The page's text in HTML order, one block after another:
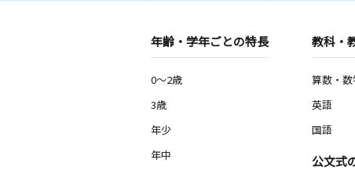
年齢・学年ごとの特長
0～2歳
3歳
年少
年中
教科・
算数・
英語
国語
公文式